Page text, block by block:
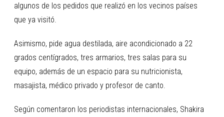
algunos de los pedidos que realizó en los vecinos países
que ya visitó.
Asimismo, pide agua destilada, aire acondicionado a 22
grados centígrados, tres armarios, tres salas para su
equipo, además de un espacio para su nutricionista,
masajista, médico privado y profesor de canto.
Según comentaron los periodistas internacionales, Shakira